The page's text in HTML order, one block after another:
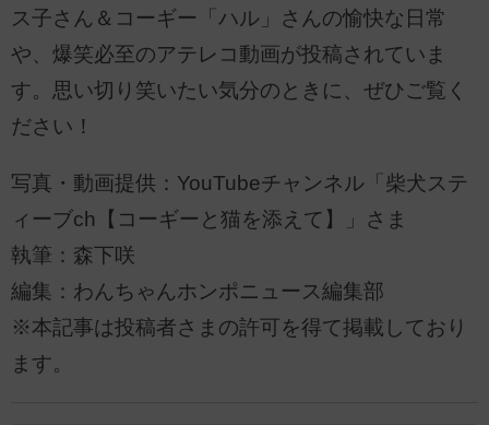
ス子さん＆コーギー「ハル」さんの愉快な日常
や、爆笑必至のアテレコ動画が投稿されていま
す。思い切り笑いたい気分のときに、ぜひご覧く
ださい！
写真・動画提供：YouTubeチャンネル「柴犬ステ
ィーブch【コーギーと猫を添えて】」さま
執筆：森下咲
編集：わんちゃんホンポニュース編集部
※本記事は投稿者さまの許可を得て掲載しており
ます。